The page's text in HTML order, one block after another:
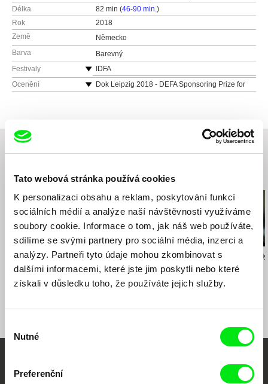
Tato webová stránka používá cookies
K personalizaci obsahu a reklam, poskytování funkcí
sociálních médií a analýze naší návštěvnosti využíváme
soubory cookie. Informace o tom, jak náš web používáte,
sdílíme se svými partnery pro sociální média, inzerci a
analýzy. Partneři tyto údaje mohou zkombinovat s
dalšími informacemi, které jste jim poskytli nebo které
získali v důsledku toho, že používáte jejich služby.
souhlasu
Nutné
Preferenční
Délka
82 min (46-90 min.)
Rok
2018
Země
Německo
Barva
Barevný
Festivaly
IDFA
Dok Leipzig
Cleveland International Film Festival, USA 2019
Achtung Berlin, Germany 2019
Ocenění
Dok Leipzig 2018 - DEFA Sponsoring Prize for
Související filmy (20)
Rob Lemkin
Nepřátelé národa
Peter Kerekes
Jak se vaří dějiny
Alexandra
Volný pokoj